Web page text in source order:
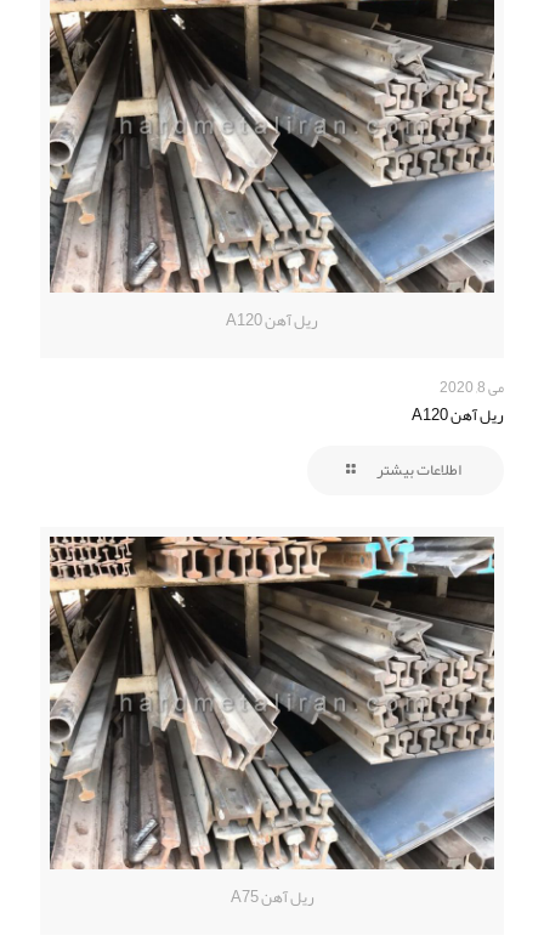
ریل آهن A120
می 8, 2020
ریل آهن A120
اطلاعات بیشتر
ریل آهن A75